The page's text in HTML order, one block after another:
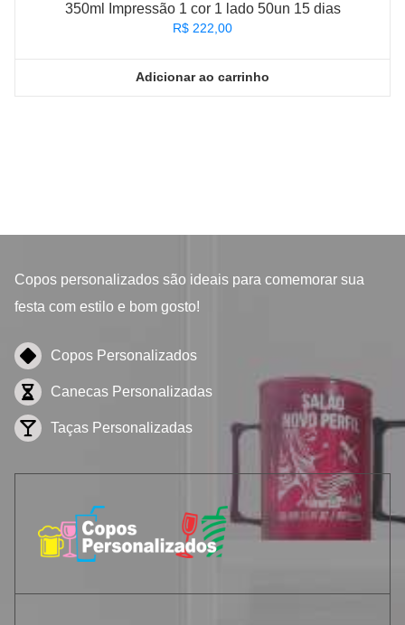
350ml Impressão 1 cor 1 lado 50un 15 dias
R$ 222,00
Adicionar ao carrinho
Copos personalizados são ideais para comemorar sua
festa com estilo e bom gosto!
Copos Personalizados
Canecas Personalizadas
Taças Personalizadas